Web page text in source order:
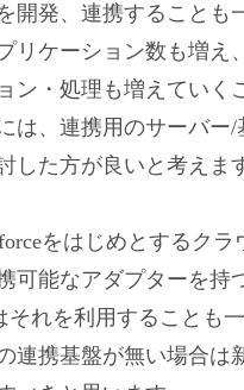
開発、連携することも
リケーション数も増え
ン・処理も増えていく
は、連携用のサーバー/
した方が良いと考えま
をはじめとするクラ
可能なアダプターを持
それを利用することも
連携基盤が無い場合は